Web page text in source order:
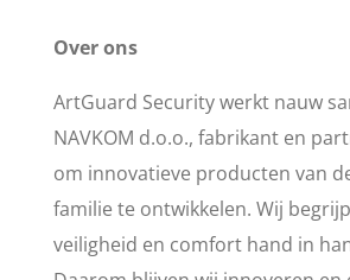
Over ons
ArtGuard Security werkt nauw
NAVKOM d.o.o., fabrikant en
om innovatieve producten van
familie te ontwikkelen. Wij
veiligheid en comfort hand in